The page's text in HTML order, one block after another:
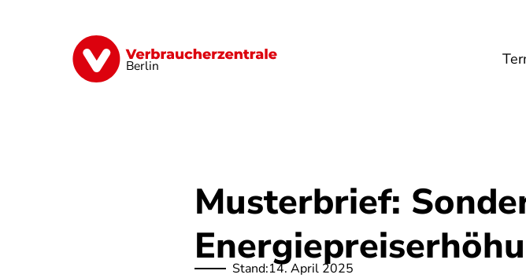
Berlin
Finanzen Digitales Lebensmittel
Musterbrief:
Stand:14. April 2025